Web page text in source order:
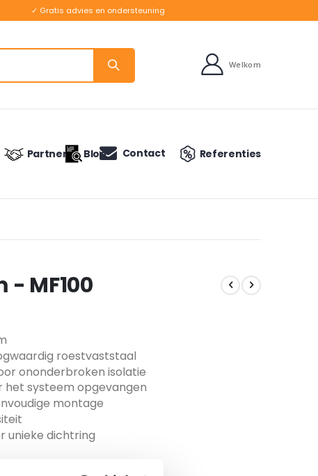
✓ Gratis advies en ondersteuning
Welkom
Partners Blog Contact Referenties
- MF100
roestvaststaal
ononderbroken isolatie
systeem opgevangen
montage
unieke dichtring